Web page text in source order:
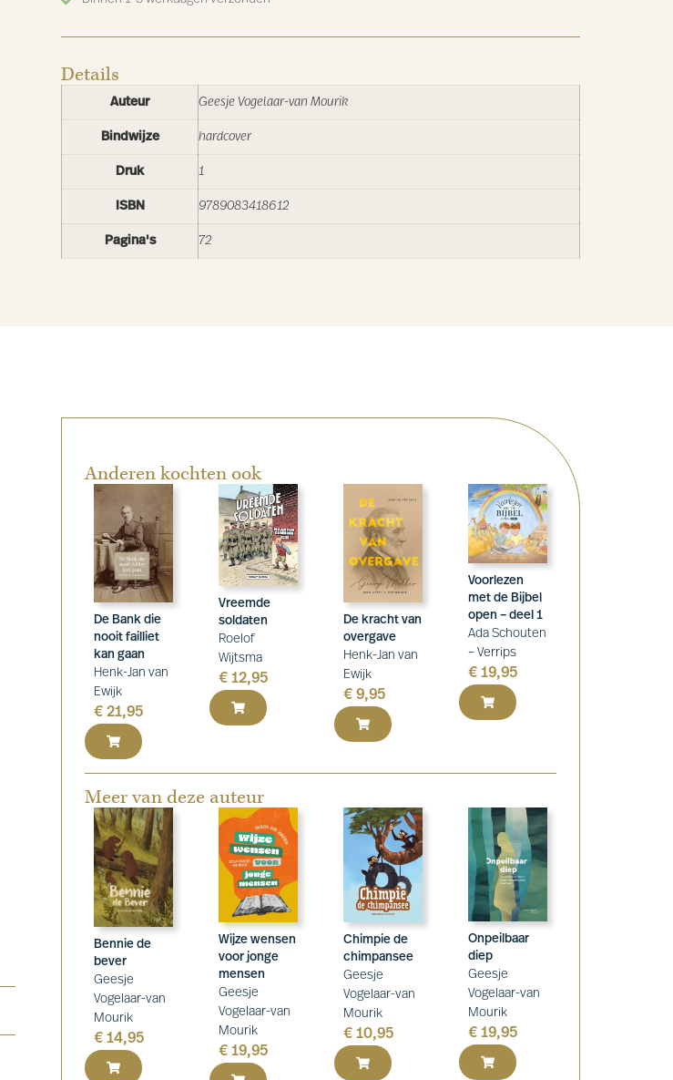
Details
Auteur Geesje Vogelaar-van Mourik
Bindwijze hardcover
Druk 1
ISBN 9789083418612
Pagina's 72
Anderen kochten ook
De Bank die
nooit failliet
kan gaan
Henk-Jan van
Ewijk
€ 21,95
Vreemde
soldaten
Roelof
Wijtsma
€ 12,95
De kracht van
overgave
Henk-Jan van
Ewijk
€ 9,95
Voorlezen
met de Bijbel
open – deel 1
Ada Schouten
– Verrips
€ 19,95
Meer van deze auteur
Bennie de
bever
Geesje
Vogelaar-van
Mourik
€ 14,95
Wijze wensen
voor jonge
mensen
Geesje
Vogelaar-van
Mourik
€ 19,95
Chimpie de
chimpansee
Geesje
Vogelaar-van
Mourik
€ 10,95
Onpeilbaar
diep
Geesje
Vogelaar-van
Mourik
€ 19,95